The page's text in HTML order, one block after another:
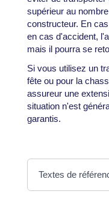
supérieur au
constructeur. En
en cas d'accident,
mais il pourra se
Si vous utilisez un
fête ou pour la
assureur une
situation n'est
garantis.
Textes de